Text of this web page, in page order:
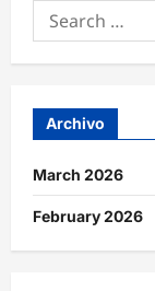
Search
for:
Archivo
March 2026
February 2026